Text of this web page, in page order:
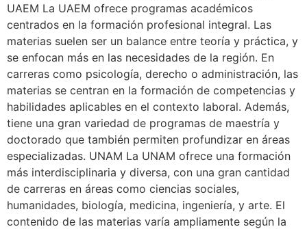
UAEM La UAEM ofrece programas académicos
centrados en la formación profesional integral. Las
materias suelen ser un balance entre teoría y práctica, y
se enfocan más en las necesidades de la región. En
carreras como psicología, derecho o administración, las
materias se centran en la formación de competencias y
habilidades aplicables en el contexto laboral. Además,
tiene una gran variedad de programas de maestría y
doctorado que también permiten profundizar en áreas
especializadas. UNAM La UNAM ofrece una formación
más interdisciplinaria y diversa, con una gran cantidad
de carreras en áreas como ciencias sociales,
humanidades, biología, medicina, ingeniería, y arte. El
contenido de las materias varía ampliamente según la